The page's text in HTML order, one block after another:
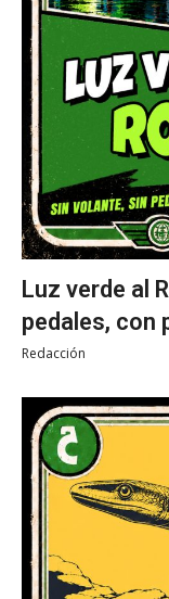
Luz verde al
pedales, con
Redacción